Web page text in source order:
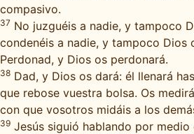
compasivo.
37 No juzguéis a nadie, y tampoco
condenéis a nadie, y tampoco Dios
Perdonad, y Dios os perdonará.
38 Dad, y Dios os dará: él llenará
que rebose vuestra bolsa. Os
con que vosotros midáis a los
39 Jesús siguió hablando por